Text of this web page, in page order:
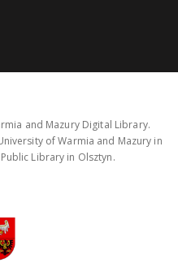
and Mazury Digital Library.
of Warmia and Mazury in
Library in Olsztyn.